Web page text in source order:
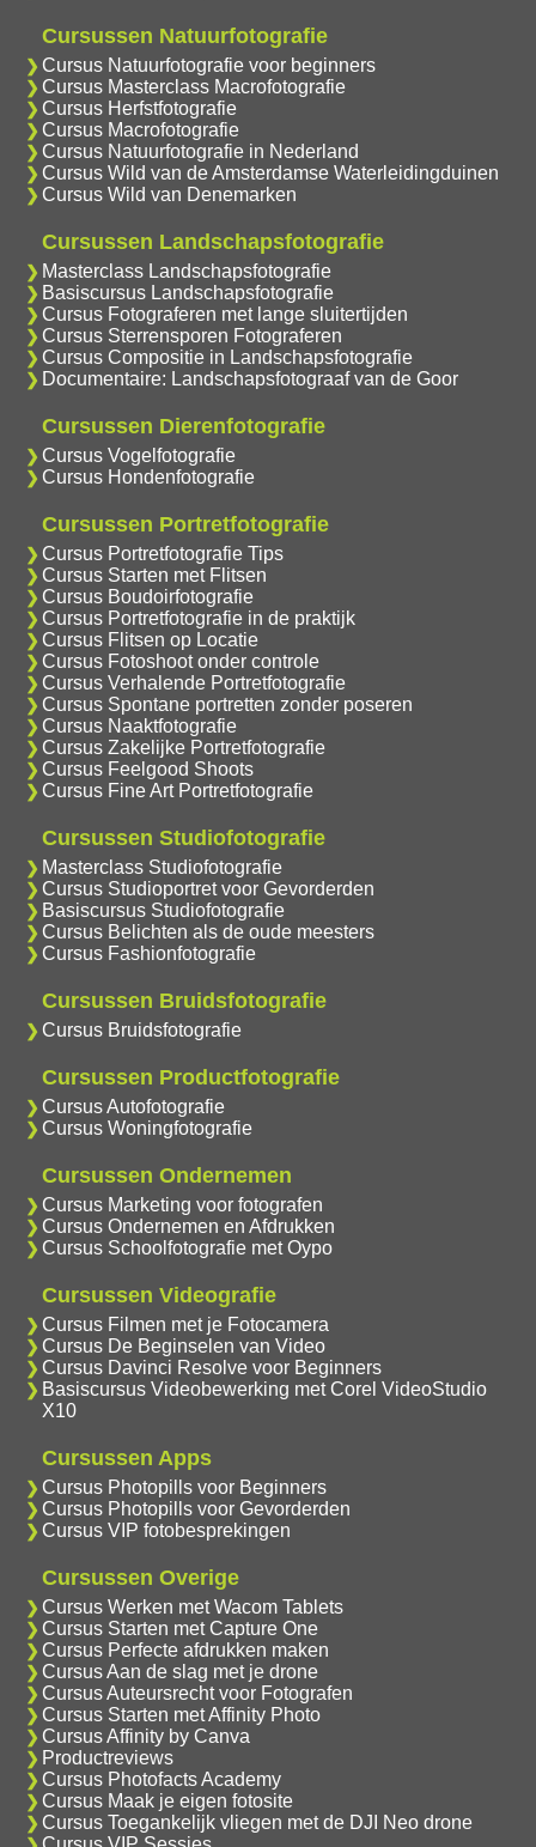
Cursussen Natuurfotografie
Cursus Natuurfotografie voor beginners
Cursus Masterclass Macrofotografie
Cursus Herfstfotografie
Cursus Macrofotografie
Cursus Natuurfotografie in Nederland
Cursus Wild van de Amsterdamse Waterleidingduinen
Cursus Wild van Denemarken
Cursussen Landschapsfotografie
Masterclass Landschapsfotografie
Basiscursus Landschapsfotografie
Cursus Fotograferen met lange sluitertijden
Cursus Sterrensporen Fotograferen
Cursus Compositie in Landschapsfotografie
Documentaire: Landschapsfotograaf van de Goor
Cursussen Dierenfotografie
Cursus Vogelfotografie
Cursus Hondenfotografie
Cursussen Portretfotografie
Cursus Portretfotografie Tips
Cursus Starten met Flitsen
Cursus Boudoirfotografie
Cursus Portretfotografie in de praktijk
Cursus Flitsen op Locatie
Cursus Fotoshoot onder controle
Cursus Verhalende Portretfotografie
Cursus Spontane portretten zonder poseren
Cursus Naaktfotografie
Cursus Zakelijke Portretfotografie
Cursus Feelgood Shoots
Cursus Fine Art Portretfotografie
Cursussen Studiofotografie
Masterclass Studiofotografie
Cursus Studioportret voor Gevorderden
Basiscursus Studiofotografie
Cursus Belichten als de oude meesters
Cursus Fashionfotografie
Cursussen Bruidsfotografie
Cursus Bruidsfotografie
Cursussen Productfotografie
Cursus Autofotografie
Cursus Woningfotografie
Cursussen Ondernemen
Cursus Marketing voor fotografen
Cursus Ondernemen en Afdrukken
Cursus Schoolfotografie met Oypo
Cursussen Videografie
Cursus Filmen met je Fotocamera
Cursus De Beginselen van Video
Cursus Davinci Resolve voor Beginners
Basiscursus Videobewerking met Corel VideoStudio
X10
Cursussen Apps
Cursus Photopills voor Beginners
Cursus Photopills voor Gevorderden
Cursus VIP fotobesprekingen
Cursussen Overige
Cursus Werken met Wacom Tablets
Cursus Starten met Capture One
Cursus Perfecte afdrukken maken
Cursus Aan de slag met je drone
Cursus Auteursrecht voor Fotografen
Cursus Starten met Affinity Photo
Cursus Affinity by Canva
Productreviews
Cursus Photofacts Academy
Cursus Maak je eigen fotosite
Cursus Toegankelijk vliegen met de DJI Neo drone